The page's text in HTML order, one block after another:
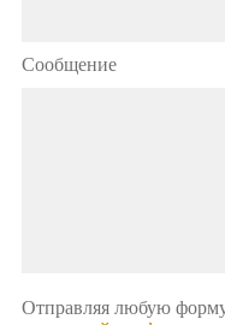
Сообщение
Отправляя любую форму